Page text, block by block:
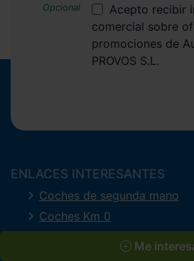
Me
Acepto recibir
comercial sobre
promociones de
PROVOS S.L.
ENLACES INTERESANTES
Coches de segunda mano
Coches Km 0
Ofertas del mes